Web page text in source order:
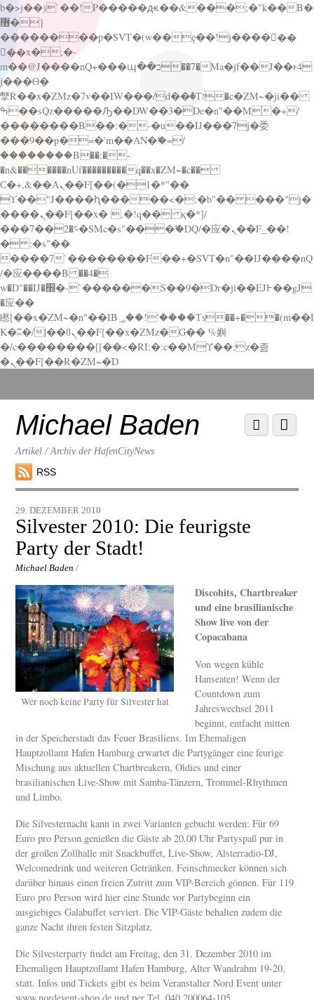
b�>j��)΄��!P�����ԫ��&���;�"k��B�
޶�}
��������p�SVT�(w��ę��!j������
��x�;�-
m��@J����nQ+���պ��כ��7�Ma�jf��J��ͱ4
j���Ѳ�
撆R��x�ZMz�7v��IW���/d��ٞ�Тז�c�ZM~�ji��
ߒ��sQz�����Ԡ��DW��3�De�n"��M�+/
��������B��:�-�u��IJ���7j�委
���9��p�=�'m��AN�ޭ�=/
��������B��:�-
�n&������nUf���������q��x�ZM~�c��
Ϲ�+,&��Ὰܢ��F[��(�1�*"��
ϒ��"J����ԧ�����<�;�b"�� ���"j�
����ܢ��F[��x� ,�!q�� қ�*]/
���؝�2��7�SMc�s"���ޭ�DQ/�应�ܢ��F_��!
� :�s"��
����7`��������F��+�SVT�n"��IJ����nQ
/�应����B ��4�
w�D"��IJ�׭�-`������S��9�Dr�ji��EJ߅��gJ
�应��
矁[��x�ZM~�n"��IB؃��!'����Тѕ��+��(m��I
K�ʭ�/|��ϐܢ��F[��x�ZMz�G�� %嬩
�/c��������[[��<�RI:�:c��MΎ��:z�졾
�ܢ��F[��R�ZM~�D
down
contentMichael Baden
Artikel / Archiv der HafenCityNews
RSS
Menu
Scroll
down
29. DEZEMBER 2010
Silvester 2010: Die feurigste
Party der Stadt!
Michael Baden /
Wer noch keine Party für Silvester hat
Discohits, Chartbreaker
und eine brasilianische
Show live von der
Copacabana
Von wegen kühle
Hanseaten! Wenn der
Countdown zum
Jahreswechsel 2011
beginnt, entfacht mitten
in der Speicherstadt das Feuer Brasiliens. Im Ehemaligen
Hauptzollamt Hafen Hamburg erwartet die Partygänger eine feurige
Mischung aus aktuellen Chartbreakern, Oldies und einer
brasilianischen Live-Show mit Samba-Tänzern, Trommel-Rhythmen
und Limbo.
Die Silvesternacht kann in zwei Varianten gebucht werden: Für 69
Euro pro Person genießen die Gäste ab 20.00 Uhr Partyspaß pur in
der großen Zollhalle mit Snackbuffet, Live-Show, Alsterradio-DJ,
Welcomedrink und weiteren Getränken. Feinschmecker können sich
darüber hinaus einen freien Zutritt zum VIP-Bereich gönnen. Für 119
Euro pro Person wird hier eine Stunde vor Partybeginn ein
ausgiebiges Galabuffet serviert. Die VIP-Gäste behalten zudem die
ganze Nacht ihren festen Sitzplatz.
Die Silvesterparty findet am Freitag, den 31. Dezember 2010 im
Ehemaligen Hauptzollamt Hafen Hamburg, Alter Wandrahm 19-20,
statt. Infos und Tickets gibt es beim Veranstalter Nord Event unter